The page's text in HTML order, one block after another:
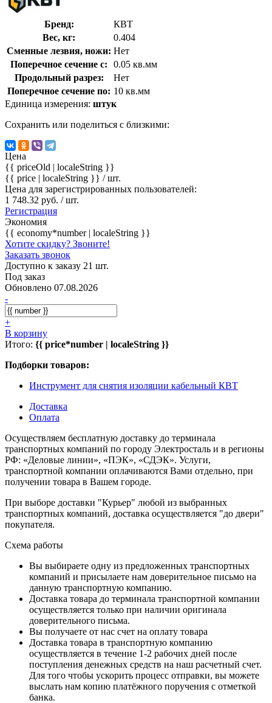
Бренд:
КВТ
Вес, кг:
0.404
Сменные лезвия, ножи: Нет
Поперечное сечение с:
0.05 кв.мм
Продольный разрез:
Нет
Поперечное сечение по: 10 кв.мм
Единица измерения: штук
Сохранить или поделиться с близкими:
Цена
{{ priceOld | localeString }}
{{ price | localeString }} / шт.
Цена для зарегистрированных пользователей:
1 748.32 руб. / шт.
Регистрация
Экономия
{{ economy*number | localeString }}
Хотите скидку? Звоните!
Заказать звонок
Доступно к заказу 21 шт.
Под заказ
Обновлено 07.08.2026
-
+
В корзину
Итого: {{ price*number | localeString }}
Подборки товаров:
Инструмент для снятия изоляции кабельный КВТ
Доставка
Оплата
Осуществляем бесплатную доставку до терминала
транспортных компаний по городу Электросталь и в регионы
РФ: «Деловые линии», «ПЭК», «СДЭК». Услуги,
транспортной компании оплачиваются Вами отдельно, при
получении товара в Вашем городе.
При выборе доставки "Курьер" любой из выбранных
транспортных компаний, доставка осуществляется "до двери"
покупателя.
Схема работы
Вы выбираете одну из предложенных транспортных
компаний и присылаете нам доверительное письмо на
данную транспортную компанию.
Доставка товара до терминала транспортной компании
осуществляется только при наличии оригинала
доверительного письма.
Вы получаете от нас счет на оплату товара
Доставка товара в транспортную компанию
осуществляется в течение 1-2 рабочих дней после
поступления денежных средств на наш расчетный счет.
Для того чтобы ускорить процесс отправки, вы можете
выслать нам копию платёжного поручения с отметкой
банка.